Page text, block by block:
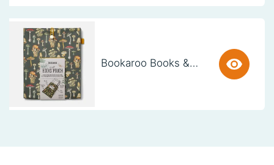
Bookaroo Books & Stuff Pouch - Botanical